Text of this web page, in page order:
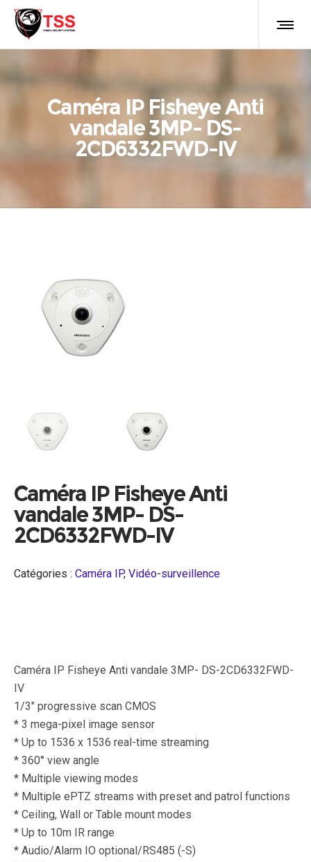
Caméra IP Fisheye Anti
vandale 3MP- DS-
2CD6332FWD-IV
Caméra IP Fisheye Anti
vandale 3MP- DS-
2CD6332FWD-IV
Catégories : Caméra IP, Vidéo-surveillence
Caméra IP Fisheye Anti vandale 3MP- DS-2CD6332FWD-
IV
1/3″ progressive scan CMOS
* 3 mega-pixel image sensor
* Up to 1536 x 1536 real-time streaming
* 360° view angle
* Multiple viewing modes
* Multiple ePTZ streams with preset and patrol functions
* Ceiling, Wall or Table mount modes
* Up to 10m IR range
* Audio/Alarm IO optional/RS485 (-S)